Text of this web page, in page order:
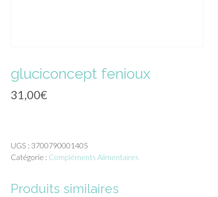
gluciconcept fenioux
31,00€
UGS : 3700790001405
Catégorie : Compléments Alimentaires
Produits similaires